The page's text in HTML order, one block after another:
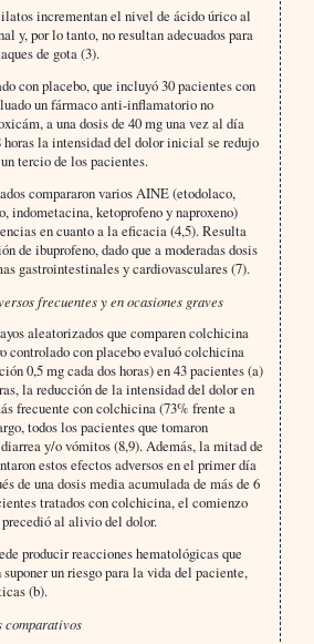
incrementan el nivel de ácido úrico al
y, por lo tanto, no resultan adecuados para
de gota (3).
con placebo, que incluyó 30 pacientes con
un fármaco anti-inflamatorio no
a una dosis de 40 mg una vez al día
horas la intensidad del dolor inicial se redujo
tercio de los pacientes.
compararon varios AINE (etodolaco,
indometacina, ketoprofeno y naproxeno)
en cuanto a la eficacia (4,5). Resulta
de ibuprofeno, dado que a moderadas dosis
gastrointestinales y cardiovasculares (7).
frecuentes y en ocasiones graves
aleatorizados que comparen colchicina
controlado con placebo evaluó colchicina
0,5 mg cada dos horas) en 43 pacientes (a)
la reducción de la intensidad del dolor en
frecuente con colchicina (73% frente a
todos los pacientes que tomaron
y/o vómitos (8,9). Además, la mitad de
estos efectos adversos en el primer día
de una dosis media acumulada de más de 6
tratados con colchicina, el comienzo
precedió al alivio del dolor.
producir reacciones hematológicas que
un riesgo para la vida del paciente,
(b).
comparativos